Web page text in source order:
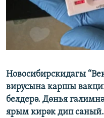
ДИНИ ТОРМЫШ
ПӘРӘВЕЗ
ФӘН-ФӘСМӘТӘН
ӘЙДӘ ONLINE
IDEL.РЕАЛИИ
БАШКА ТЕЛЛӘРДӘ
Новосибирскидагы
вирусына каршы
белдерә. Дөнья
ярым кирәк дип саный.